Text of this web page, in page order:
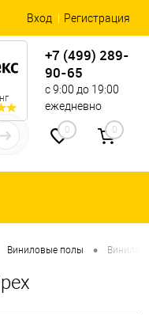
Вход Регистрация
+7 (499) 289-
90-65
с 9:00 до 19:00
ежедневно
0 0
Виниловые полы •